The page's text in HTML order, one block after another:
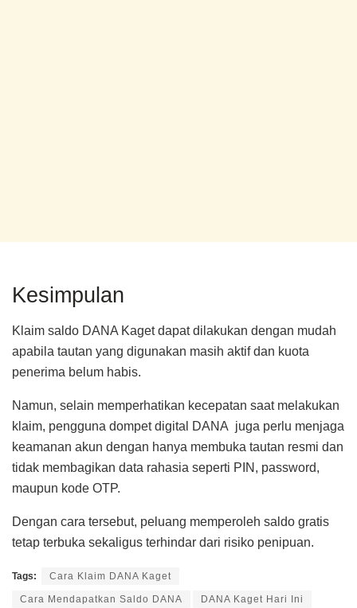
Kesimpulan
Klaim saldo DANA Kaget dapat dilakukan dengan mudah
apabila tautan yang digunakan masih aktif dan kuota
penerima belum habis.
Namun, selain memperhatikan kecepatan saat melakukan
klaim, pengguna dompet digital DANA juga perlu menjaga
keamanan akun dengan hanya membuka tautan resmi dan
tidak membagikan data rahasia seperti PIN, password,
maupun kode OTP.
Dengan cara tersebut, peluang memperoleh saldo gratis
tetap terbuka sekaligus terhindar dari risiko penipuan.
Tags: Cara Klaim DANA Kaget
Cara Mendapatkan Saldo DANA DANA Kaget Hari Ini